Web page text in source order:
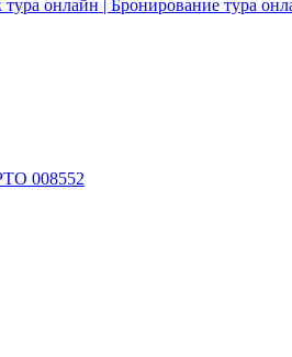
008552